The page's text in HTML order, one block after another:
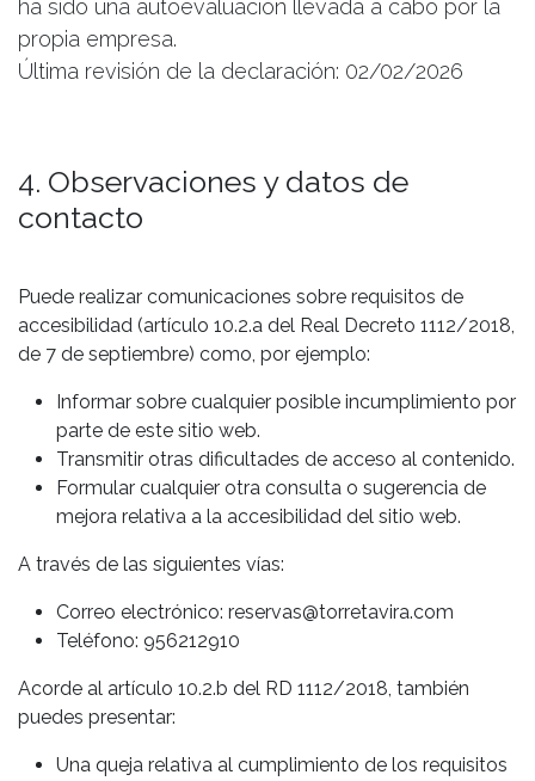
ha sido una autoevaluación llevada a cabo por la
propia empresa.
Última revisión de la declaración: 02/02/2026
4. Observaciones y datos de
contacto
Puede realizar comunicaciones sobre requisitos de
accesibilidad (artículo 10.2.a del Real Decreto 1112/2018,
de 7 de septiembre) como, por ejemplo:
Informar sobre cualquier posible incumplimiento por
parte de este sitio web.
Transmitir otras dificultades de acceso al contenido.
Formular cualquier otra consulta o sugerencia de
mejora relativa a la accesibilidad del sitio web.
A través de las siguientes vías:
Correo electrónico: reservas@torretavira.com
Teléfono: 956212910
Acorde al artículo 10.2.b del RD 1112/2018, también
puedes presentar:
Una queja relativa al cumplimiento de los requisitos